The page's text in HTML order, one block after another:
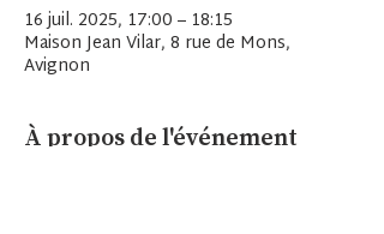
16 juil. 2025, 17:00 – 18:15
Maison Jean Vilar, 8 rue de Mons,
Avignon
À propos de l'événement